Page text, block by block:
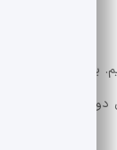
یا سیاه یا
دو قطبی بودن رخ